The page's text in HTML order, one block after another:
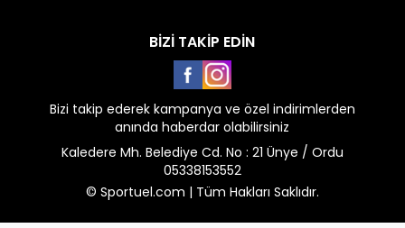
BİZİ TAKİP EDİN
FacebookInstagram
Bizi takip ederek kampanya ve özel indirimlerden
anında haberdar olabilirsiniz
Kaledere Mh. Belediye Cd. No : 21 Ünye / Ordu
05338153552
© Sportuel.com | Tüm Hakları Saklıdır.